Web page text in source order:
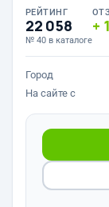
РЕЙТИНГ
22 058
№ 40 в каталоге
Город
На сайте с